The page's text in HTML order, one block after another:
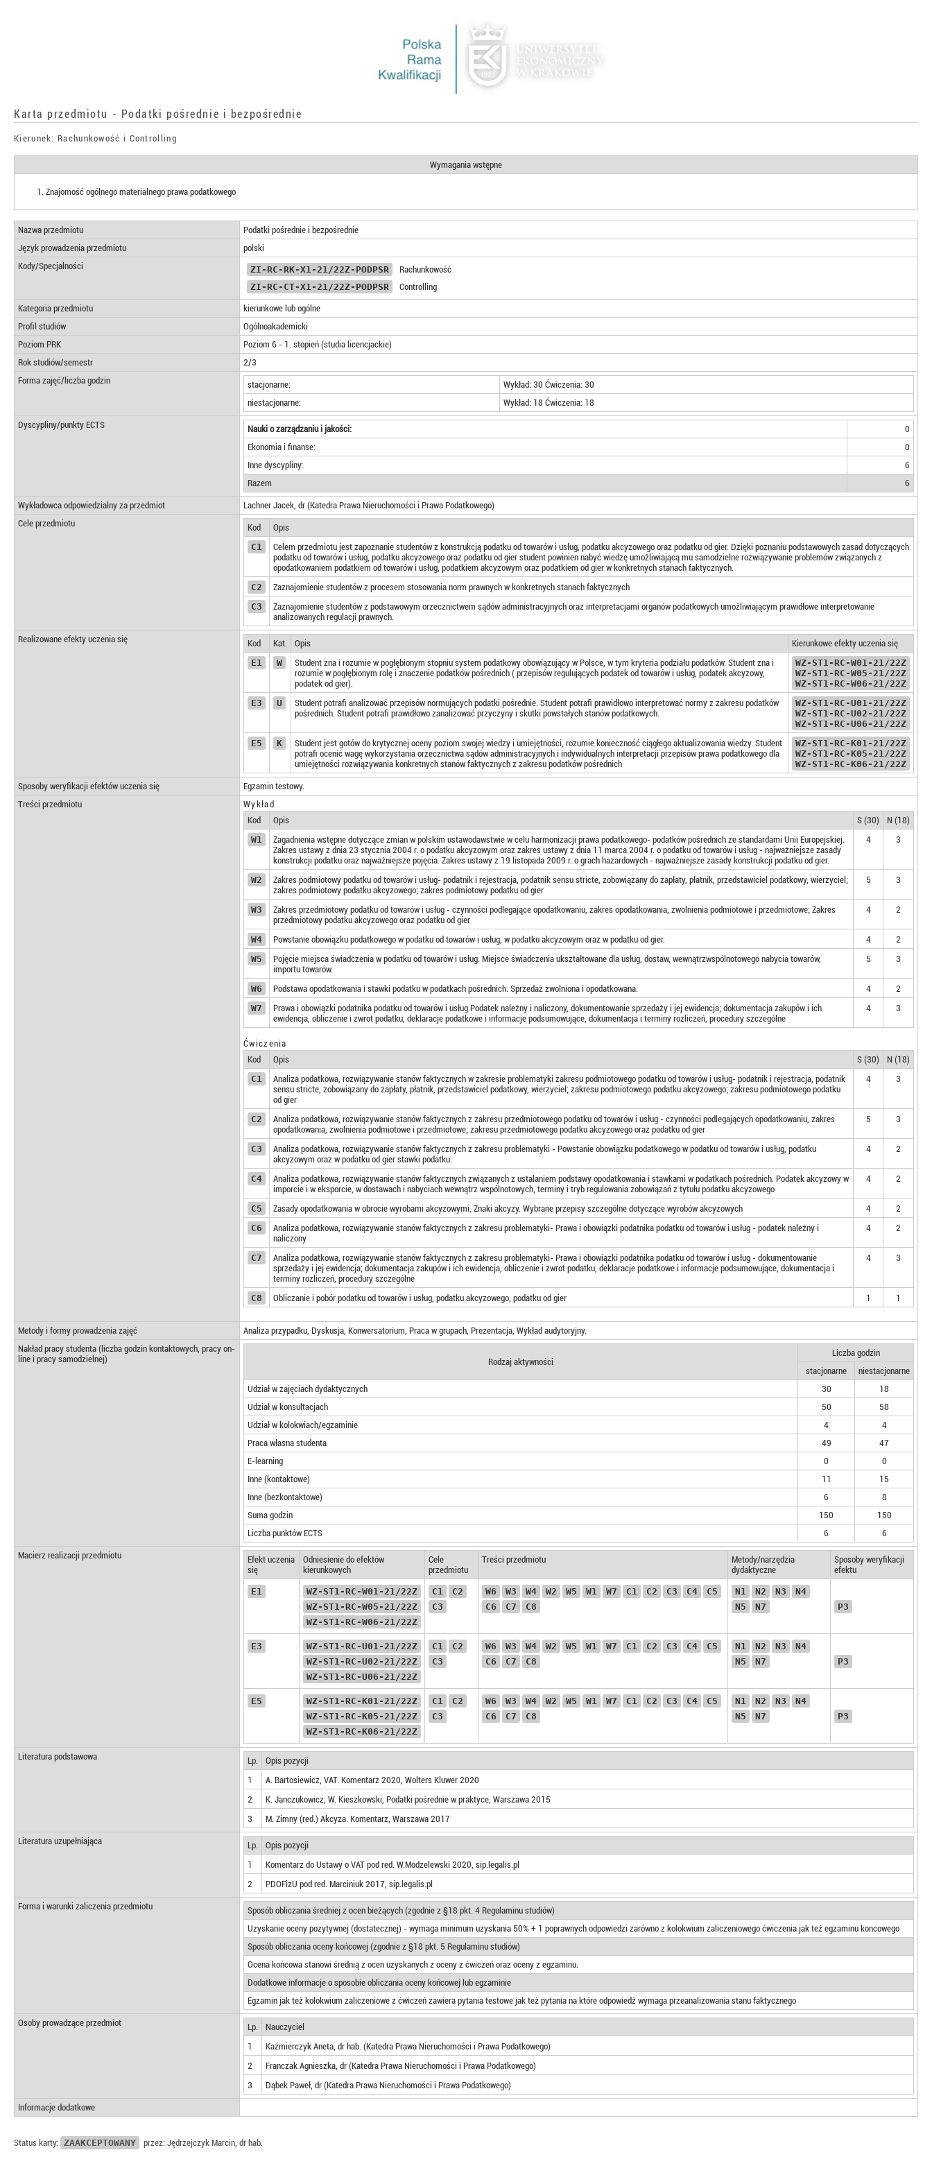
Karta przedmiotu - Podatki pośrednie i bezpośrednie
Kierunek: Rachunkowość i Controlling
Wymagania wstępne
Znajomość ogólnego materialnego prawa podatkowego
Nazwa przedmiotu
Podatki pośrednie i bezpośrednie
Język prowadzenia przedmiotu
polski
Kody/Specjalności
ZI-RC-RK-X1-21/22Z-PODPSR
Rachunkowość
ZI-RC-CT-X1-21/22Z-PODPSR
Controlling
Kategoria przedmiotu
kierunkowe lub ogólne
Profil studiów
Ogólnoakademicki
Poziom PRK
Poziom 6 - 1. stopień (studia licencjackie)
Rok studiów/semestr
2/3
Forma zajęć/liczba godzin
stacjonarne:
Wykład: 30 Ćwiczenia: 30
niestacjonarne:
Wykład: 18 Ćwiczenia: 18
Dyscypliny/punkty ECTS Nauki o zarządzaniu i jakości:
0
Ekonomia i finanse:
0
Inne dyscypliny:
6
Razem
6
Wykładowca odpowiedzialny za przedmiot
Lachner Jacek, dr (Katedra Prawa Nieruchomości i Prawa Podatkowego)
Cele przedmiotu
Kod
Opis
C1
Celem przedmiotu jest zapoznanie studentów z konstrukcją podatku od towarów i usług, podatku akcyzowego oraz podatku od gier. Dzięki poznaniu podstawowych zasad dotyczących
podatku od towarów i usług, podatku akcyzowego oraz podatku od gier student powinien nabyć wiedzę umożliwiającą mu samodzielne rozwiązywanie problemów związanych z
opodatkowaniem podatkiem od towarów i usług, podatkiem akcyzowym oraz podatkiem od gier w konkretnych stanach faktycznych.
C2
Zaznajomienie studentów z procesem stosowania norm prawnych w konkretnych stanach faktycznych
C3
Zaznajomienie studentów z podstawowym orzecznictwem sądów administracyjnych oraz interpretacjami organów podatkowych umożliwiającym prawidłowe interpretowanie
analizowanych regulacji prawnych.
Realizowane efekty uczenia się Kod Kat. Opis
Kierunkowe efekty uczenia się
E1
W
Student zna i rozumie w pogłębionym stopniu system podatkowy obowiązujący w Polsce, w tym kryteria podziału podatków. Student zna i
rozumie w pogłębionym rolę i znaczenie podatków pośrednich ( przepisów regulujących podatek od towarów i usług, podatek akcyzowy,
podatek od gier).
WZ-ST1-RC-W01-21/22Z
WZ-ST1-RC-W05-21/22Z
WZ-ST1-RC-W06-21/22Z
E3
U
Student potrafi analizować przepisów normujących podatki pośrednie. Student potrafi prawidłowo interpretować normy z zakresu podatków
pośrednich. Student potrafi prawidłowo zanalizować przyczyny i skutki powstałych stanów podatkowych.
WZ-ST1-RC-U01-21/22Z
WZ-ST1-RC-U02-21/22Z
WZ-ST1-RC-U06-21/22Z
E5
K
Student jest gotów do krytycznej oceny poziom swojej wiedzy i umiejętności, rozumie konieczność ciągłego aktualizowania wiedzy. Student
potrafi ocenić wagę wykorzystania orzecznictwa sądów administracyjnych i indywidualnych interpretacji przepisów prawa podatkowego dla
umiejętności rozwiązywania konkretnych stanów faktycznych z zakresu podatków pośrednich
WZ-ST1-RC-K01-21/22Z
WZ-ST1-RC-K05-21/22Z
WZ-ST1-RC-K06-21/22Z
Sposoby weryfikacji efektów uczenia się
Egzamin testowy.
Treści przedmiotu
Wykład
Kod
Opis S (30)
N (18)
W1
Zagadnienia wstępne dotyczące zmian w polskim ustawodawstwie w celu harmonizacji prawa podatkowego- podatków pośrednich ze standardami Unii Europejskiej.
Zakres ustawy z dnia 23 stycznia 2004 r. o podatku akcyzowym oraz zakres ustawy z dnia 11 marca 2004 r. o podatku od towarów i usług - najważniejsze zasady
konstrukcji podatku oraz najważniejsze pojęcia. Zakres ustawy z 19 listopada 2009 r. o grach hazardowych - najważniejsze zasady konstrukcji podatku od gier.
4 3
W2
Zakres podmiotowy podatku od towarów i usług- podatnik i rejestracja, podatnik sensu stricte, zobowiązany do zapłaty, płatnik, przedstawiciel podatkowy, wierzyciel;
zakres podmiotowy podatku akcyzowego; zakres podmiotowy podatku od gier
5 3
W3
Zakres przedmiotowy podatku od towarów i usług - czynności podlegające opodatkowaniu, zakres opodatkowania, zwolnienia podmiotowe i przedmiotowe; Zakres
przedmiotowy podatku akcyzowego oraz podatku od gier
4 2
W4 Powstanie obowiązku podatkowego w podatku od towarów i usług, w podatku akcyzowym oraz w podatku od gier. 4
2
W5
Pojęcie miejsca świadczenia w podatku od towarów i usług. Miejsce świadczenia ukształtowane dla usług, dostaw, wewnątrzwspólnotowego nabycia towarów,
importu towarów.
5 3
W6 Podstawa opodatkowania i stawki podatku w podatkach pośrednich. Sprzedaż zwolniona i opodatkowana. 4
2
W7
Prawa i obowiązki podatnika podatku od towarów i usług.Podatek należny i naliczony, dokumentowanie sprzedaży i jej ewidencja; dokumentacja zakupów i ich
ewidencja, obliczenie i zwrot podatku, deklaracje podatkowe i informacje podsumowujące, dokumentacja i terminy rozliczeń, procedury szczególne
4 3
Ćwiczenia
Kod
Opis S (30)
N (18)
C1
Analiza podatkowa, rozwiązywanie stanów faktycznych w zakresie problematyki zakresu podmiotowego podatku od towarów i usług- podatnik i rejestracja, podatnik
sensu stricte, zobowiązany do zapłaty, płatnik, przedstawiciel podatkowy, wierzyciel; zakresu podmiotowego podatku akcyzowego; zakresu podmiotowego podatku
od gier
4 3
C2
Analiza podatkowa, rozwiązywanie stanów faktycznych z zakresu przedmiotowego podatku od towarów i usług - czynności podlegających opodatkowaniu, zakres
opodatkowania, zwolnienia podmiotowe i przedmiotowe; zakresu przedmiotowego podatku akcyzowego oraz podatku od gier
5 3
C3
Analiza podatkowa, rozwiązywanie stanów faktycznych z zakresu problematyki - Powstanie obowiązku podatkowego w podatku od towarów i usług, podatku
akcyzowym oraz w podatku od gier stawki podatku.
4 2
C4
Analiza podatkowa, rozwiązywanie stanów faktycznych związanych z ustalaniem podstawy opodatkowania i stawkami w podatkach pośrednich. Podatek akcyzowy w
imporcie i w eksporcie, w dostawach i nabyciach wewnątrz wspólnotowych, terminy i tryb regulowania zobowiązań z tytułu podatku akcyzowego
4 2
C5 Zasady opodatkowania w obrocie wyrobami akcyzowymi. Znaki akcyzy. Wybrane przepisy szczególne dotyczące wyrobów akcyzowych 4
2
C6
Analiza podatkowa, rozwiązywanie stanów faktycznych z zakresu problematyki- Prawa i obowiązki podatnika podatku od towarów i usług - podatek należny i
naliczony
4 2
C7
Analiza podatkowa, rozwiązywanie stanów faktycznych z zakresu problematyki- Prawa i obowiązki podatnika podatku od towarów i usług - dokumentowanie
sprzedaży i jej ewidencja; dokumentacja zakupów i ich ewidencja, obliczenie i zwrot podatku, deklaracje podatkowe i informacje podsumowujące, dokumentacja i
terminy rozliczeń, procedury szczególne
4 3
C8 Obliczanie i pobór podatku od towarów i usług, podatku akcyzowego, podatku od gier 1 1
Metody i formy prowadzenia zajęć
Analiza przypadku, Dyskusja, Konwersatorium, Praca w grupach, Prezentacja, Wykład audytoryjny.
Nakład pracy studenta (liczba godzin kontaktowych, pracy on-
line i pracy samodzielnej)
Rodzaj aktywności
Liczba godzin
stacjonarne
niestacjonarne
Udział w zajęciach dydaktycznych
30
18
Udział w konsultacjach
50
58
Udział w kolokwiach/egzaminie
4
4
Praca własna studenta
49
47
E-learning
0
0
Inne (kontaktowe)
11
15
Inne (bezkontaktowe)
6
8
Suma godzin
150
150
Liczba punktów ECTS
6 6
Macierz realizacji przedmiotu
Efekt uczenia
się
Odniesienie do efektów
kierunkowych
Cele
przedmiotu
Treści przedmiotu
Metody/narzędzia
dydaktyczne
Sposoby weryfikacji
efektu
E1
WZ-ST1-RC-W01-21/22Z
WZ-ST1-RC-W05-21/22Z
WZ-ST1-RC-W06-21/22Z
C1
C2
C3
W6 W3 W4 W2 W5 W1 W7 C1 C2 C3 C4
C5
C6
C7 C8
N1 N2 N3
N4
N5
N7 P3
E3
WZ-ST1-RC-U01-21/22Z
WZ-ST1-RC-U02-21/22Z
WZ-ST1-RC-U06-21/22Z
C1
C2
C3
W6 W3 W4 W2 W5 W1 W7 C1 C2 C3 C4
C5
C6
C7 C8
N1 N2 N3
N4
N5
N7 P3
E5
WZ-ST1-RC-K01-21/22Z
WZ-ST1-RC-K05-21/22Z
WZ-ST1-RC-K06-21/22Z
C1
C2
C3
W6 W3 W4 W2 W5 W1 W7 C1 C2 C3 C4
C5
C6
C7 C8
N1 N2 N3
N4
N5
N7 P3
Literatura podstawowa Lp.
Opis pozycji
1
A. Bartosiewicz, VAT. Komentarz 2020, Wolters Kluwer 2020
2
K. Janczukowicz, W. Kieszkowski, Podatki pośrednie w praktyce, Warszawa 2015
3
M. Zimny (red.) Akcyza. Komentarz, Warszawa 2017
Literatura uzupełniająca Lp.
Opis pozycji
1
Komentarz do Ustawy o VAT pod red. W.Modzelewski 2020, sip.legalis.pl
2
PDOFizU pod red. Marciniuk 2017, sip.legalis.pl
Forma i warunki zaliczenia przedmiotu
Sposób obliczania średniej z ocen bieżących (zgodnie z §18 pkt. 4 Regulaminu studiów)
Uzyskanie oceny pozytywnej (dostatecznej) - wymaga minimum uzyskania 50% + 1 poprawnych odpowiedzi zarówno z kolokwium zaliczeniowego ćwiczenia jak też egzaminu koncowego
Sposób obliczania oceny końcowej (zgodnie z §18 pkt. 5 Regulaminu studiów)
Ocena końcowa stanowi średnią z ocen uzyskanych z oceny z ćwiczeń oraz oceny z egzaminu.
Dodatkowe informacje o sposobie obliczania oceny końcowej lub egzaminie
Egzamin jak też kolokwium zaliczeniowe z ćwiczeń zawiera pytania testowe jak też pytania na które odpowiedź wymaga przeanalizowania stanu faktycznego
Osoby prowadzące przedmiot Lp.
Nauczyciel
1
Kaźmierczyk Aneta, dr hab. (Katedra Prawa Nieruchomości i Prawa Podatkowego)
2
Franczak Agnieszka, dr (Katedra Prawa Nieruchomości i Prawa Podatkowego)
3
Dąbek Paweł, dr (Katedra Prawa Nieruchomości i Prawa Podatkowego)
Informacje dodatkowe
Status karty: ZAAKCEPTOWANY przez: Jędrzejczyk Marcin, dr hab.